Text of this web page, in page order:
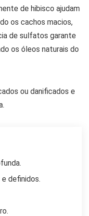
de hibisco ajudam
os cachos macios,
de sulfatos garante
os óleos naturais do
ou danificados e
definidos.